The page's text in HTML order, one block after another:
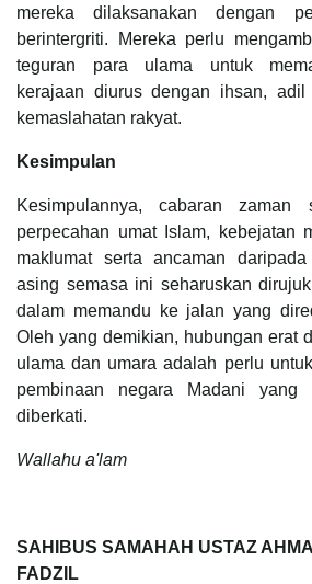
mereka dilaksanakan dengan
berintergriti. Mereka perlu
teguran para ulama untuk
kerajaan diurus dengan ihsan, adil
kemaslahatan rakyat.
Kesimpulan
Kesimpulannya, cabaran
perpecahan umat Islam, kebejatan
maklumat serta ancaman
asing semasa ini seharuskan
dalam memandu ke jalan yang
Oleh yang demikian, hubungan erat
ulama dan umara adalah perlu
pembinaan negara Madani yang
diberkati.
Wallahu a'lam
SAHIBUS SAMAHAH USTAZ
FADZIL